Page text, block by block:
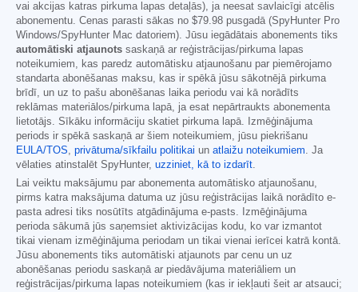
vai akcijas katras pirkuma lapas detaļās), ja neesat savlaicīgi atcēlis
abonementu. Cenas parasti sākas no $79.98 pusgadā (SpyHunter Pro
Windows/SpyHunter Mac datoriem). Jūsu iegādātais abonements tiks
automātiski atjaunots saskaņā ar reģistrācijas/pirkuma lapas
noteikumiem, kas paredz automātisku atjaunošanu par piemērojamo
standarta abonēšanas maksu, kas ir spēkā jūsu sākotnējā pirkuma
brīdī, un uz to pašu abonēšanas laika periodu vai kā norādīts
reklāmas materiālos/pirkuma lapā, ja esat nepārtraukts abonementa
lietotājs. Sīkāku informāciju skatiet pirkuma lapā. Izmēģinājuma
periods ir spēkā saskaņā ar šiem noteikumiem, jūsu piekrišanu
EULA/TOS, privātuma/sīkfailu politikai un atlaižu noteikumiem. Ja
vēlaties atinstalēt SpyHunter, uzziniet, kā to izdarīt.
Lai veiktu maksājumu par abonementa automātisko atjaunošanu,
pirms katra maksājuma datuma uz jūsu reģistrācijas laikā norādīto e-
pasta adresi tiks nosūtīts atgādinājuma e-pasts. Izmēģinājuma
perioda sākumā jūs saņemsiet aktivizācijas kodu, ko var izmantot
tikai vienam izmēģinājuma periodam un tikai vienai ierīcei katrā kontā.
Jūsu abonements tiks automātiski atjaunots par cenu un uz
abonēšanas periodu saskaņā ar piedāvājuma materiāliem un
reģistrācijas/pirkuma lapas noteikumiem (kas ir iekļauti šeit ar atsauci;